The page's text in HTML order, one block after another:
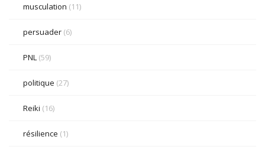
musculation (11)
persuader (6)
PNL (59)
politique (27)
Reiki (16)
résilience (1)